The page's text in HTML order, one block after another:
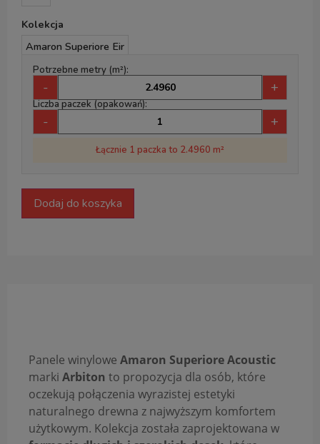
Kolekcja
Amaron Superiore Eir
Potrzebne metry (m²):
- +
Liczba paczek (opakowań):
- +
Łącznie 1 paczka to 2.4960 m²
Dodaj do koszyka
Panele winylowe Amaron Superiore Acoustic
marki Arbiton to propozycja dla osób, które
oczekują połączenia wyrazistej estetyki
naturalnego drewna z najwyższym komfortem
użytkowym. Kolekcja została zaprojektowana w